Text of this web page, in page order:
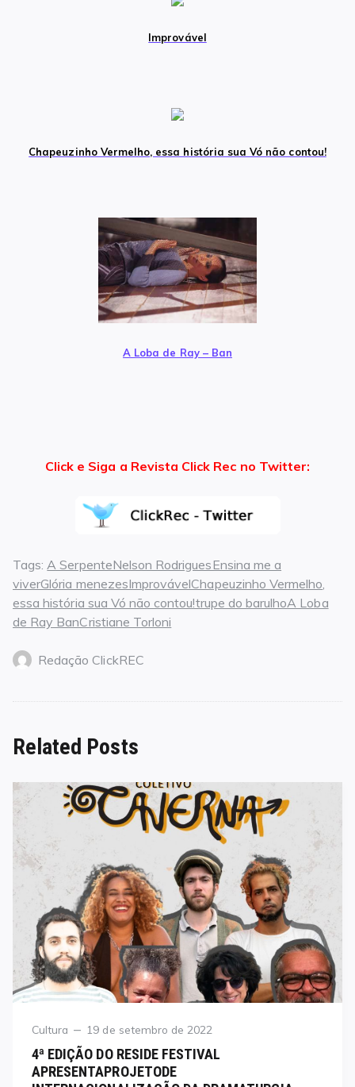
Improvável
Chapeuzinho Vermelho, essa história sua Vó não contou!
A Loba de Ray – Ban
Click e Siga a Revista Click Rec no Twitter:
Tags:A SerpenteNelson RodriguesEnsina me a
viverGlória menezesImprovávelChapeuzinho Vermelho,
essa história sua Vó não contou!trupe do barulhoA Loba
de Ray BanCristiane Torloni
Redação ClickREC
Related Posts
Category
Cultura
Posted
19 de setembro de 2022
4ª EDIÇÃO DO RESIDE FESTIVAL
APRESENTAPROJETODE